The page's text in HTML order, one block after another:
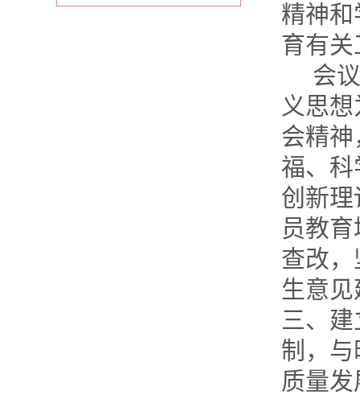
精神
育有
会
义思
会精
福、科
创新
员教
查改
生意
三、
制，
质量